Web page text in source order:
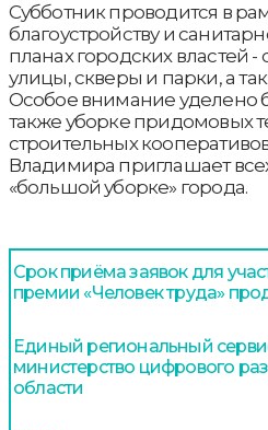
Субботник проводится в
благоустройству и
планах городских властей
улицы, скверы и парки, а
Особое внимание уделено
также уборке придомовых
строительных
Владимира приглашает
«большой уборке» города.
Срок приёма заявок для
премии «Человек труда»
Единый региональный
министерство цифрового
области